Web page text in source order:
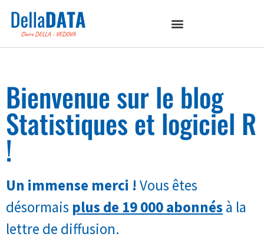
Bienvenue sur le blog
Statistiques et logiciel R
!
Un immense merci ! Vous êtes
désormais plus de 19 000 abonnés à la
lettre de diffusion.